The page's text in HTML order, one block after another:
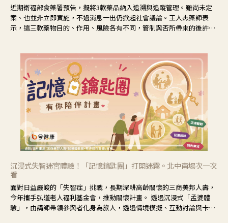
近期衛福部食藥署預告，擬將3款藥品納入追溯與追蹤管理。雖尚未定
案、也並非立即實施，不過消息一出仍掀起社會議論。王人杰藥師表
示，這三款藥物目的、作用、風險各有不同，管制與否所帶來的後許影
沉浸式失智迷宮體驗！「記憶鑰匙圈」打開迷霧。北中南場次一次
看
面對日益嚴峻的「失智症」挑戰，長期深耕高齡關懷的三商美邦人壽，
今年攜手弘道老人福利基金會，推動關懷計畫。 透過沉浸式「孟婆體
驗」，由講師帶領參與者化身為旅人，透過情境模擬、互動討論與卡牌